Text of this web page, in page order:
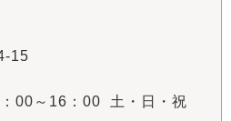
15
：00～16：00 土・日・祝